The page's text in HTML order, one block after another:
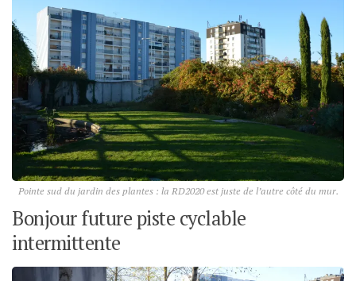
Pointe sud du jardin des plantes : la RD2020 est juste de l’autre côté du mur.
Bonjour future piste cyclable
intermittente